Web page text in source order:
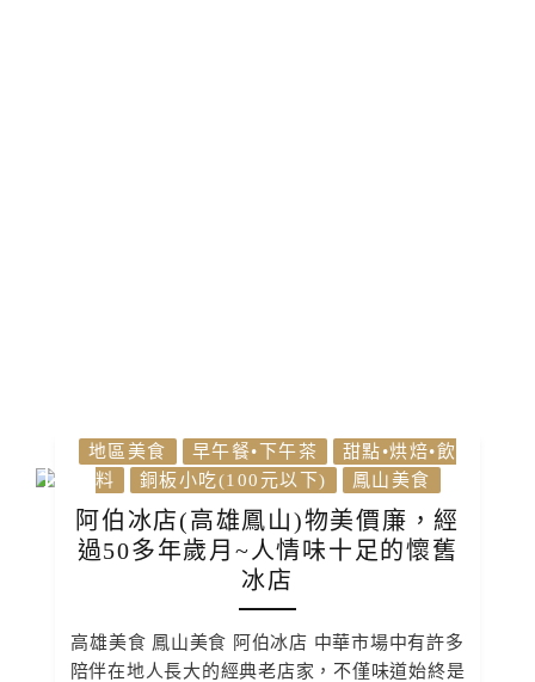
地區美食 早午餐•下午茶
甜點•烘焙•飲
料
銅板小吃(100元以下) 鳳山美食
阿伯冰店(高雄鳳山)物美價廉，經
過50多年歲月~人情味十足的懷舊
冰店
高雄美食 鳳山美食 阿伯冰店 中華市場中有許多
陪伴在地人長大的經典老店家，不僅味道始終是